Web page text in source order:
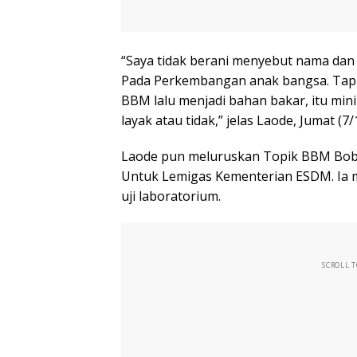
“Saya tidak berani menyebut nama
Pada Perkembangan anak bangsa.
BBM lalu menjadi bahan bakar, itu
layak atau tidak,” jelas Laode, Jumat
Laode pun meluruskan Topik BBM
Untuk Lemigas Kementerian ESDM.
uji laboratorium.
SCROLL